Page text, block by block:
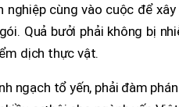
cùng vào cuộc để
Quả bưởi phải không bị
dịch thực vật.
ngạch tổ yến, phải đàm